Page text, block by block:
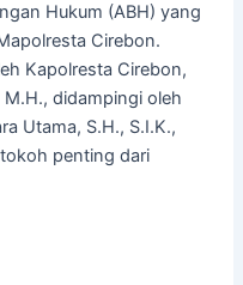
Hukum (ABH) yang
Cirebon.
Kapolresta Cirebon,
M.H., didampingi oleh
Utama, S.H., S.I.K.,
penting dari